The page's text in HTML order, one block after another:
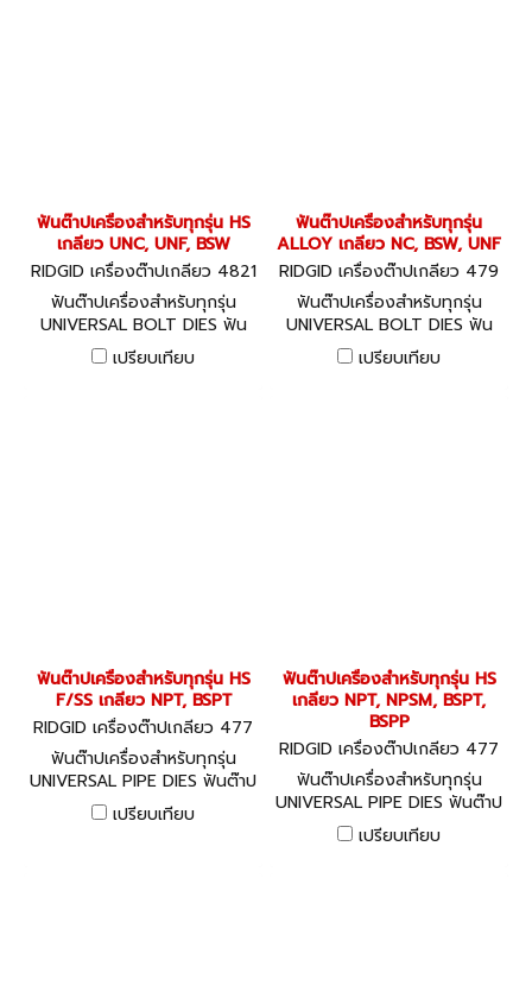
ฟันต๊าปเครื่องสำหรับทุกรุ่น HS
เกลียว UNC, UNF, BSW
RIDGID เครื่องต๊าปเกลียว 4821
5-67955
ฟันต๊าปเครื่องสำหรับทุกรุ่น
UNIVERSAL BOLT DIES ฟัน
ต๊าปเกลียวสลัก เกรดไฮสปีด HS
เปรียบเทียบ
ฟันต๊าปเครื่องสำหรับทุกรุ่น
ALLOY เกลียว NC, BSW, UNF
RIDGID เครื่องต๊าปเกลียว 479
85-48130
ฟันต๊าปเครื่องสำหรับทุกรุ่น
UNIVERSAL BOLT DIES ฟัน
ต๊าปเกลียวสลัก เกรดอัลลอย
ALLOY
เปรียบเทียบ
ฟันต๊าปเครื่องสำหรับทุกรุ่น HS
F/SS เกลียว NPT, BSPT
RIDGID เครื่องต๊าปเกลียว 477
75-66785
ฟันต๊าปเครื่องสำหรับทุกรุ่น
UNIVERSAL PIPE DIES ฟันต๊าป
เกลียวแป๊ป เกรดไฮสปีดสำหรับส
แตนเลส HS F/SS
เปรียบเทียบ
ฟันต๊าปเครื่องสำหรับทุกรุ่น HS
เกลียว NPT, NPSM, BSPT,
BSPP
RIDGID เครื่องต๊าปเกลียว 477
55-70750
ฟันต๊าปเครื่องสำหรับทุกรุ่น
UNIVERSAL PIPE DIES ฟันต๊าป
เกลียวแป๊ป เกรดไฮสปีด HS
เปรียบเทียบ